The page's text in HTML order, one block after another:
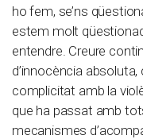
ho fem, se’ns
estem molt
entendre. Creure
d’innocència
complicitat amb la
que ha passat amb
mecanismes